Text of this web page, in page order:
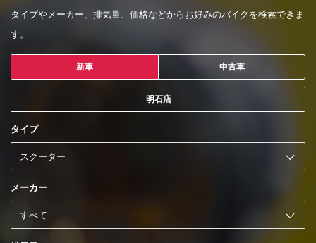
タイプやメーカー、排気量、価格などからお好みのバイクを検索できま
す。
新車 中古車
明石店
タイプ
メーカー